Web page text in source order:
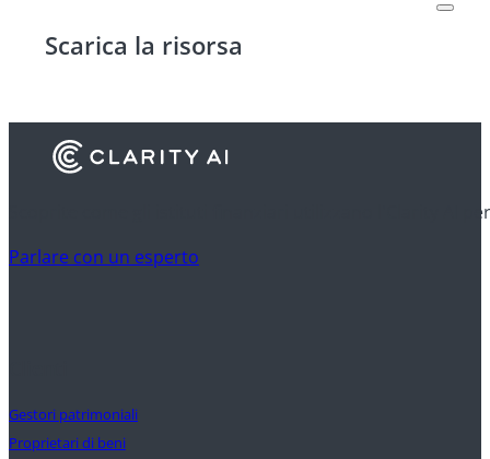
Scarica la risorsa
Scoprite come gli istituti finanziari utilizzano l'Clarity AI
Parlare con un esperto
Gestori patrimoniali
Proprietari di beni